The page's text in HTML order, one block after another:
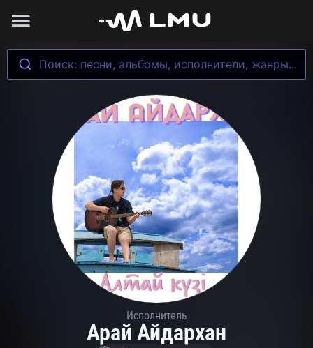
Поиск: песни, альбомы, исполнители, жанры...
Исполнитель
Арай Айдархан